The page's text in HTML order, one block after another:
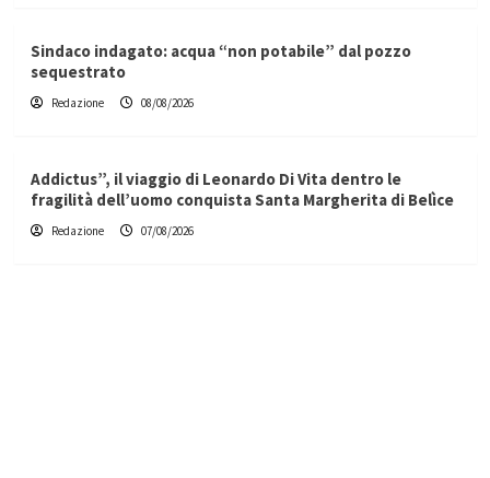
Sindaco indagato: acqua “non potabile” dal pozzo
sequestrato
Redazione 08/08/2026
Addictus”, il viaggio di Leonardo Di Vita dentro le
fragilità dell’uomo conquista Santa Margherita di Belìce
Redazione 07/08/2026